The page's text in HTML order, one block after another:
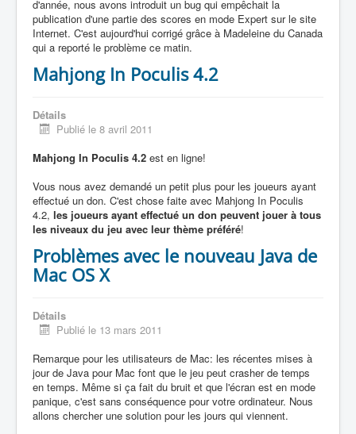
d'année, nous avons introduit un bug qui empêchait la
publication d'une partie des scores en mode Expert sur le site
Internet. C'est aujourd'hui corrigé grâce à Madeleine du Canada
qui a reporté le problème ce matin.
Mahjong In Poculis 4.2
Détails
Publié le 8 avril 2011
Mahjong In Poculis 4.2 est en ligne!
Vous nous avez demandé un petit plus pour les joueurs ayant
effectué un don. C'est chose faite avec Mahjong In Poculis
4.2, les joueurs ayant effectué un don peuvent jouer à tous
les niveaux du jeu avec leur thème préféré!
Problèmes avec le nouveau Java de
Mac OS X
Détails
Publié le 13 mars 2011
Remarque pour les utilisateurs de Mac: les récentes mises à
jour de Java pour Mac font que le jeu peut crasher de temps
en temps. Même si ça fait du bruit et que l'écran est en mode
panique, c'est sans conséquence pour votre ordinateur. Nous
allons chercher une solution pour les jours qui viennent.